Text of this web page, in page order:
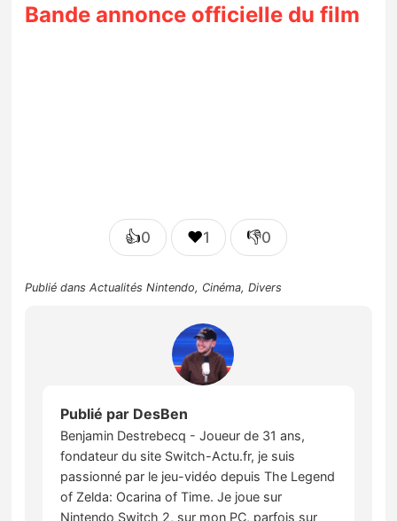
Bande annonce officielle du film
👍0 ❤️1 👎0
Publié dansActualités Nintendo, Cinéma,Divers
Publié par DesBen
Benjamin Destrebecq - Joueur de 31 ans,
fondateur du site Switch-Actu.fr, je suis
passionné par le jeu-vidéo depuis The Legend
of Zelda: Ocarina of Time. Je joue sur
Nintendo Switch 2, sur mon PC, parfois sur